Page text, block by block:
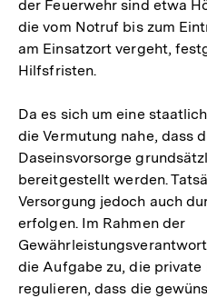
der Feuerwehr sind etwa
die vom Notruf bis zum
am Einsatzort vergeht,
Hilfsfristen.
Da es sich um eine
die Vermutung nahe, dass
Daseinsvorsorge
bereitgestellt werden.
Versorgung jedoch auch
erfolgen. Im Rahmen der
die Aufgabe zu, die private
regulieren, dass die